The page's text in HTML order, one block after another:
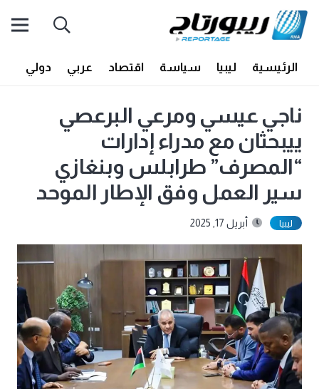
الرئيسية ليبيا سياسة اقتصاد عربي دولي
ناجي عيسي ومرعي البرعصي
ييبحثان مع مدراء إدارات
“المصرف” طرابلس وبنغازي
سير العمل وفق الإطار الموحد
ليبيا أبريل 17, 2025